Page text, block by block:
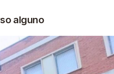
alguno